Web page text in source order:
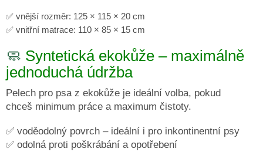
A
PŘEPRAVNÍCH
KLECÍ
ČMUCHACÍ
KOBEREČEK
A
DOPLŇKY
VODÍTKA
OBOJKY
✅ vnější rozměr: 125 × 115 × 20 cm
✅ vnitřní matrace: 110 × 85 × 15 cm
🧼 Syntetická ekokůže – maximálně
jednoduchá údržba
Pelech pro psa z ekokůže je ideální volba, pokud
chceš minimum práce a maximum čistoty.
✅ voděodolný povrch – ideální i pro inkontinentní psy
✅ odolná proti poškrábání a opotřebení